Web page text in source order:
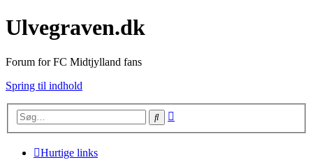
Ulvegraven.dk
Forum for FC Midtjylland fans
Spring til indhold
Søg
Hurtige links